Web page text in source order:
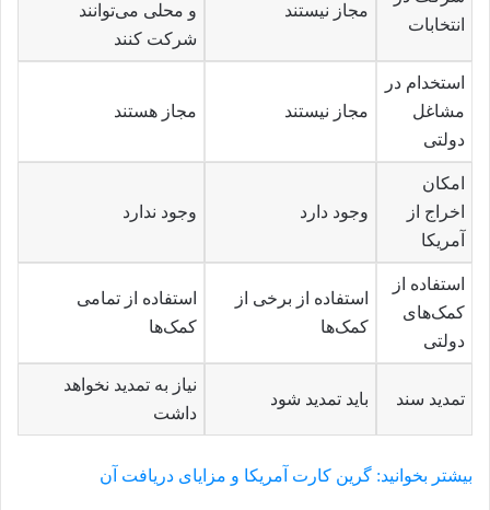
انتخابات
مجاز نیستند
و محلی می‌توانند
شرکت کنند
استخدام در
مشاغل
دولتی
مجاز نیستند مجاز هستند
امکان
اخراج از
آمریکا
وجود دارد وجود ندارد
استفاده از
کمک‌های
دولتی
استفاده از برخی از
کمک‌ها
استفاده از تمامی
کمک‌ها
تمدید سند باید تمدید شود
نیاز به تمدید نخواهد
داشت
بیشتر بخوانید: گرین کارت آمریکا و مزایای دریافت آن